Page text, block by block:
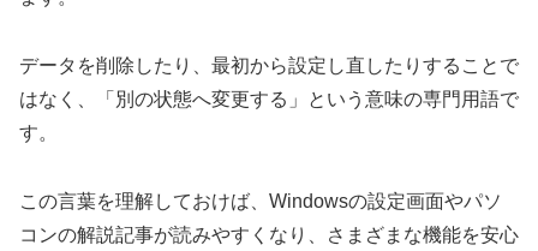
データを削除したり、最初から設定し直したりすることで
はなく、「別の状態へ変更する」という意味の専門用語で
す。
この言葉を理解しておけば、Windowsの設定画面やパソ
コンの解説記事が読みやすくなり、さまざまな機能を安心